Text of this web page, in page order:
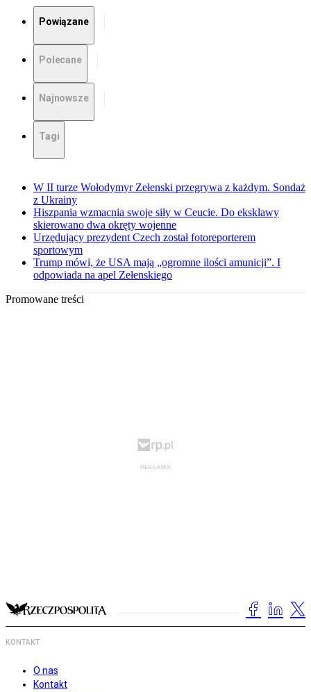
Powiązane
Polecane
Najnowsze
Tagi
W II turze Wołodymyr Zełenski przegrywa z każdym. Sondaż
z Ukrainy
Hiszpania wzmacnia swoje siły w Ceucie. Do eksklawy
skierowano dwa okręty wojenne
Urzędujący prezydent Czech został fotoreporterem
sportowym
Trump mówi, że USA mają „ogromne ilości amunicji”. I
odpowiada na apel Zełenskiego
Promowane treści
KONTAKT
O nas
Kontakt